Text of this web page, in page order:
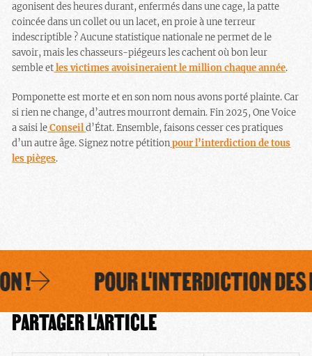
agonisent des heures durant, enfermés dans une cage, la patte
coincée dans un collet ou un lacet, en proie à une terreur
indescriptible ? Aucune statistique nationale ne permet de le
savoir, mais les chasseurs-piégeurs les cachent où bon leur
semble etles victimes avoisineraient le million chaque année.
Pomponette est morte et en son nom nous avons porté plainte. Car
si rien ne change, d’autres mourront demain. Fin 2025, One Voice
a saisi leConseild’État. Ensemble, faisons cesser ces pratiques
d’un autre âge. Signez notre pétitionpour l’interdiction de tous
les pièges.
! POUR L'INTERDICTION
PARTAGER L'ARTICLE